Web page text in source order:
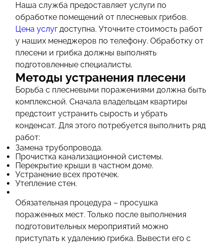
Наша служба предоставляет услуги по
обработке помещений от плесневых грибов.
Цена услугдоступна. Уточните стоимость работ
у наших менеджеров по телефону. Обработку от
плесени и грибка должны выполнять
подготовленные специалисты.
Методы устранения плесени
Борьба с плесневыми поражениями должна быть
комплексной. Сначала владельцам квартиры
предстоит устранить сырость и убрать
конденсат. Для этого потребуется выполнить ряд
работ:
Замена трубопровода.
Прочистка канализационной системы.
Перекрытие крыши в частном доме.
Устранение всех протечек.
Утепление стен.
Обязательная процедура – просушка
пораженных мест. Только после выполнения
подготовительных мероприятий можно
приступать к удалению грибка. Вывести его с